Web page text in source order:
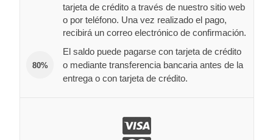
tarjeta de crédito a través de nuestro sitio web
o por teléfono. Una vez realizado el pago,
recibirá un correo electrónico de confirmación.
80%
El saldo puede pagarse con tarjeta de crédito
o mediante transferencia bancaria antes de la
entrega o con tarjeta de crédito.